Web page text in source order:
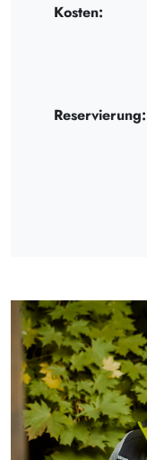
Kosten:
Reservierung: